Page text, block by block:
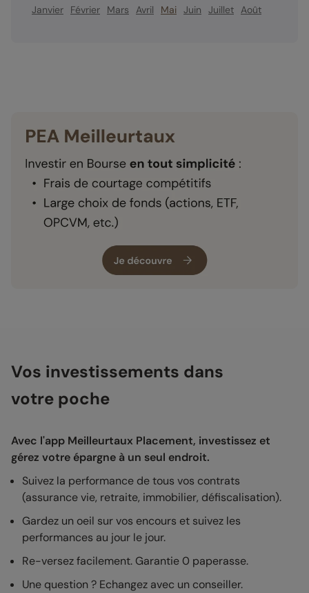
Janvier Février Mars Avril Mai Juin Juillet Août
Vos investissements dans
votre poche
Avec l'app Meilleurtaux Placement, investissez et
gérez votre épargne à un seul endroit.
Suivez la performance de tous vos contrats
(assurance vie, retraite, immobilier, défiscalisation).
Gardez un oeil sur vos encours et suivez les
performances au jour le jour.
Re-versez facilement. Garantie 0 paperasse.
Une question ? Echangez avec un conseiller.